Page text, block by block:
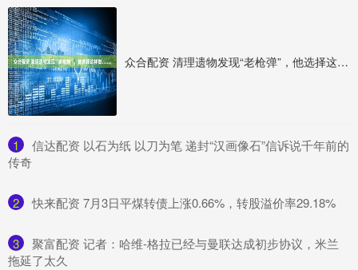
众合配资 清理遗物发现“老枪弹”，他选择这样做……
1
​信达配资 以石为纸 以刀为笔 递封“汉画像石”信诉说千年前的
传奇
2 ​快来配资 7月3日平煤转债上涨0.66%，转股溢价率29.18%
3
​聚富配资 记者：哈维-格拉已经与曼联达成初步协议，米兰
拖延了太久